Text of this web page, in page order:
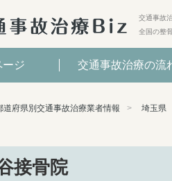
交通事故
全国の整
ージ 交通事故治療の流
道府県別交通事故治療業者情報 埼玉県
接骨院